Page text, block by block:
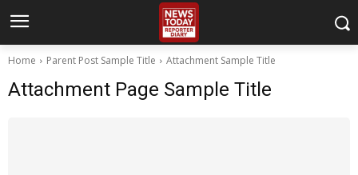
Home Parent Post Sample Title Attachment Sample Title
Attachment Page Sample Title